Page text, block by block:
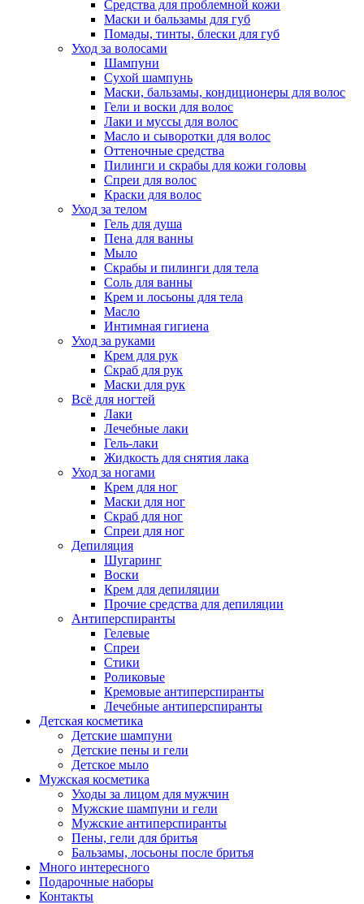
Средства для проблемной кожи
Маски и бальзамы для губ
Помады, тинты, блески для губ
Уход за волосами
Шампуни
Сухой шампунь
Маски, бальзамы, кондиционеры для волос
Гели и воски для волос
Лаки и муссы для волос
Масло и сыворотки для волос
Оттеночные средства
Пилинги и скрабы для кожи головы
Спреи для волос
Краски для волос
Уход за телом
Гель для душа
Пена для ванны
Мыло
Скрабы и пилинги для тела
Соль для ванны
Крем и лосьоны для тела
Масло
Интимная гигиена
Уход за руками
Крем для рук
Скраб для рук
Маски для рук
Всё для ногтей
Лаки
Лечебные лаки
Гель-лаки
Жидкость для снятия лака
Уход за ногами
Крем для ног
Маски для ног
Скраб для ног
Спреи для ног
Депиляция
Шугаринг
Воски
Крем для депиляции
Прочие средства для депиляции
Антиперспиранты
Гелевые
Спреи
Стики
Роликовые
Кремовые антиперспиранты
Лечебные антиперспиранты
Детская косметика
Детские шампуни
Детские пены и гели
Детское мыло
Мужская косметика
Уходы за лицом для мужчин
Мужские шампуни и гели
Мужские антиперспиранты
Пены, гели для бритья
Бальзамы, лосьоны после бритья
Много интересного
Подарочные наборы
Контакты